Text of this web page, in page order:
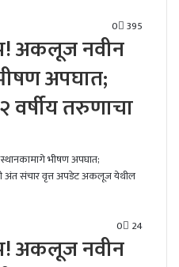
0 395
अकलूज नवीन
अपघात;
वर्षीय तरुणाचा
भीषण अपघात;
अंत संचार वृत्त अपडेट अकलूज येथील
0 24
अकलूज नवीन